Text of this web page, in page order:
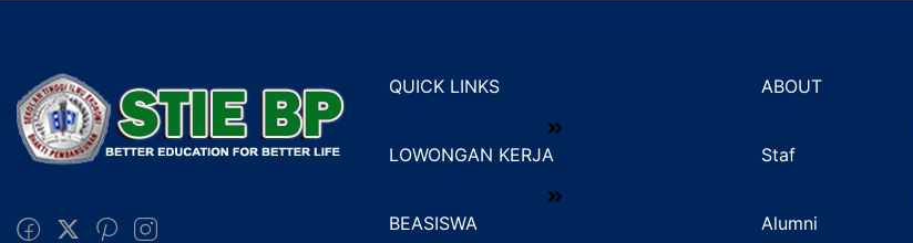
QUICK LINKS
LOWONGAN KERJA
BEASISWA
ABOUT
Staf
Alumni